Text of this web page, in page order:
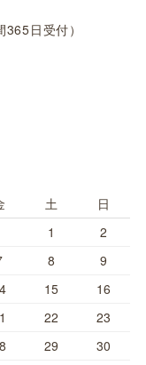
日受付）
土
日
1
2
8
9
15
16
22
23
29
30